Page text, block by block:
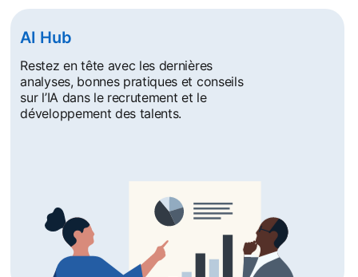
AI Hub
Restez en tête avec les dernières
analyses, bonnes pratiques et conseils
sur l’IA dans le recrutement et le
développement des talents.